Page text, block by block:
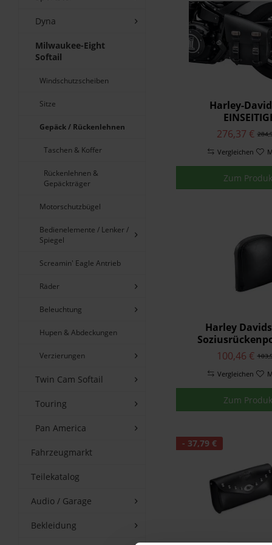
Dyna
Milwaukee-Eight
Softail
Windschutzscheiben
Sitze
Gepäck / Rückenlehnen
Taschen & Koffer
Rückenlehnen &
Gepäckträger
Motorschutzbügel
Bedienelemente / Lenker /
Spiegel
Screamin' Eagle Antrieb
Räder
Beleuchtung
Hupen & Abdeckungen
Verzierungen
Twin Cam Softail
Touring
Pan America
Fahrzeugmarkt
Teilekatalog
Audio / Garage
Bekleidung
Harley-
SCHWARZES
90201567
276,37 €
Vergleichen
Zum
Harley
Mittelgroß
100,46 €
Vergleichen
Zum
- 37,79 €